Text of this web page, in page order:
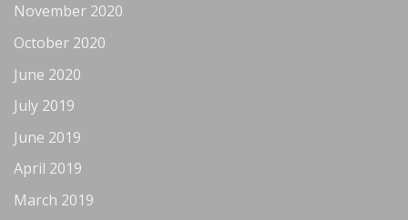
November 2020
October 2020
June 2020
July 2019
June 2019
April 2019
March 2019